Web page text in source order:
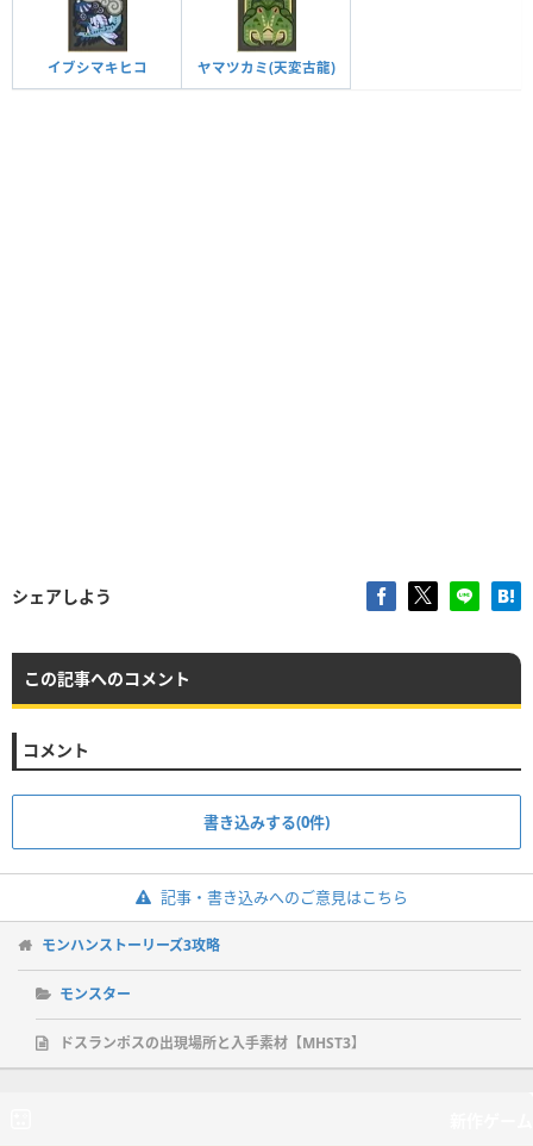
イブシマキヒコ ヤマツカミ(天変古龍)
シェアしよう
この記事へのコメント
コメント
書き込みする(0件)
記事・書き込みへのご意見はこちら
モンハンストーリーズ3攻略
モンスター
ドスランポスの出現場所と入手素材【MHST3】